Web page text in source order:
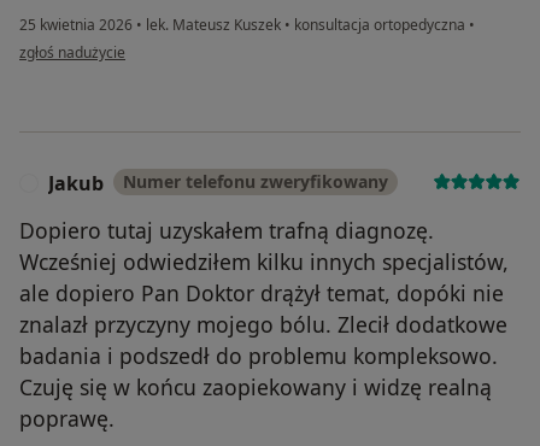
25 kwietnia 2026 • lek. Mateusz Kuszek • konsultacja ortopedyczna •
w opinii użytkownika Joanna
zgłoś nadużycie
Jakub Numer telefonu zweryfikowany
Dopiero tutaj uzyskałem trafną diagnozę.
Wcześniej odwiedziłem kilku innych specjalistów,
ale dopiero Pan Doktor drążył temat, dopóki nie
znalazł przyczyny mojego bólu. Zlecił dodatkowe
badania i podszedł do problemu kompleksowo.
Czuję się w końcu zaopiekowany i widzę realną
poprawę.